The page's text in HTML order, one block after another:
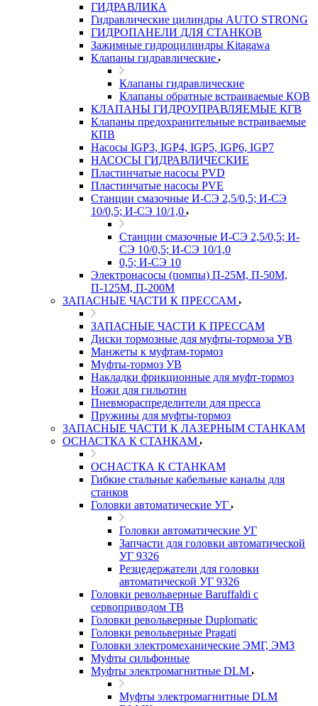
ГИДРАВЛИКА
Гидравлические цилиндры AUTO STRONG
ГИДРОПАНЕЛИ ДЛЯ СТАНКОВ
Зажимные гидроцилиндры Kitagawa
Клапаны гидравлические
Клапаны гидравлические
Клапаны обратные встраиваемые КОВ
КЛАПАНЫ ГИДРОУПРАВЛЯЕМЫЕ КГВ
Клапаны предохранительные встраиваемые
КПВ
Насосы IGP3, IGP4, IGP5, IGP6, IGP7
НАСОСЫ ГИДРАВЛИЧЕСКИЕ
Пластинчатые насосы PVD
Пластинчатые насосы PVE
Станции смазочные И-СЭ 2,5/0,5; И-СЭ
10/0,5; И-СЭ 10/1,0
Станции смазочные И-СЭ 2,5/0,5; И-
СЭ 10/0,5; И-СЭ 10/1,0
0,5; И-СЭ 10
Электронасосы (помпы) П-25М, П-50М,
П-125М, П-200М
ЗАПАСНЫЕ ЧАСТИ К ПРЕССАМ
ЗАПАСНЫЕ ЧАСТИ К ПРЕССАМ
Диски тормозные для муфты-тормоза УВ
Манжеты к муфтам-тормоз
Муфты-тормоз УВ
Накладки фрикционные для муфт-тормоз
Ножи для гильотин
Пневмораспределители для пресса
Пружины для муфты-тормоз
ЗАПАСНЫЕ ЧАСТИ К ЛАЗЕРНЫМ СТАНКАМ
ОСНАСТКА К СТАНКАМ
ОСНАСТКА К СТАНКАМ
Гибкие стальные кабельные каналы для
станков
Головки автоматические УГ
Головки автоматические УГ
Запчасти для головки автоматической
УГ 9326
Резцедержатели для головки
автоматической УГ 9326
Головки револьверные Baruffaldi с
сервоприводом ТВ
Головки револьверные Duplomatic
Головки револьверные Pragati
Головки электромеханические ЭМГ, ЭМЗ
Муфты сильфонные
Муфты электромагнитные DLM
Муфты электромагнитные DLM